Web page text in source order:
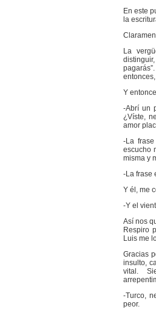
En este
la
La
Y
-Abrí un
¿Víste,
amor
-La
escucho
misma y
-La frase
Y él, me
-Y el
Así nos
Respiro
Luis me
Gracias
insulto,
vital.
-Turco,
peor.